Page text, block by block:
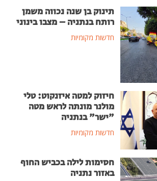
תינוק בן שנה נכווה משמן
רותח בנתניה – מצבו בינוני
חדשות מקומיות
חיזוק למטה איזנקוט: טלי
מולנר מונתה לראש מטה
"ישר" בנתניה
חדשות מקומיות
חסימות לילה בכביש החוף
באזור נתניה